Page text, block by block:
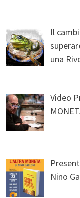
Il
una
Video
Nino